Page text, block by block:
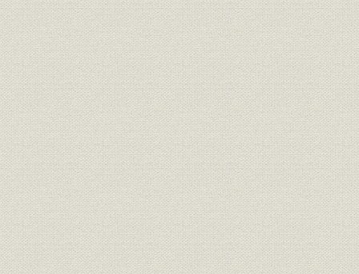
28.樟葉P・G・Cとくずは国際トーナメント
29.京阪競馬場と京阪杯
30.未完の社史
索引
参考文献
監修・執筆
写真撮影・提供、資料提供、取材協力
あとがき